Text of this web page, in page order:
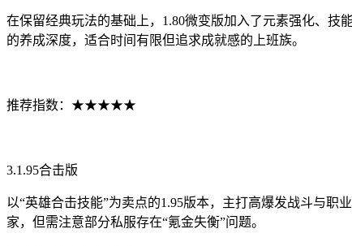
在保留经典玩法的基础上，1.80微变版加入了元素强化、技
的养成深度，适合时间有限但追求成就感的上班族。
推荐指数：★★★★★
3.1.95合击版
以“英雄合击技能”为卖点的1.95版本，主打高爆发战斗与
家，但需注意部分私服存在“氪金失衡”问题。